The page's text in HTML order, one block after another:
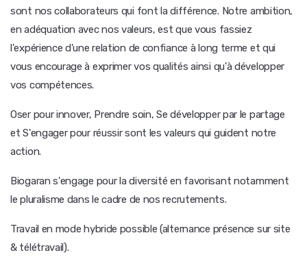
sont nos collaborateurs qui font la différence. Notre ambition,
en adéquation avec nos valeurs, est que vous fassiez
l'expérience d'une relation de confiance à long terme et qui
vous encourage à exprimer vos qualités ainsi qu'à développer
vos compétences.
Oser pour innover, Prendre soin, Se développer par le partage
et S'engager pour réussir sont les valeurs qui guident notre
action.
Biogaran s'engage pour la diversité en favorisant notamment
le pluralisme dans le cadre de nos recrutements.
Travail en mode hybride possible (alternance présence sur site
& télétravail).